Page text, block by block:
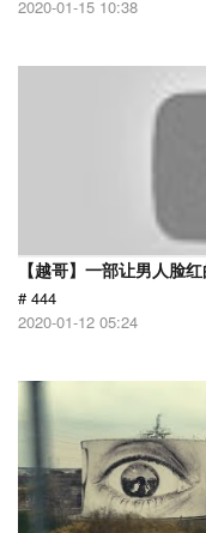
2020-01-15 10:38
【越哥】一部让男人脸
# 444
2020-01-12 05:24